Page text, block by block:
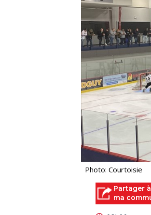
Photo: Courtoisie
Partager à
ma